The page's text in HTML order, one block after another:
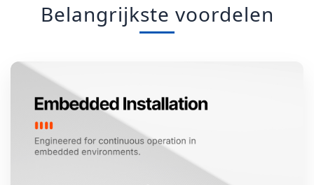
Belangrijkste voordelen